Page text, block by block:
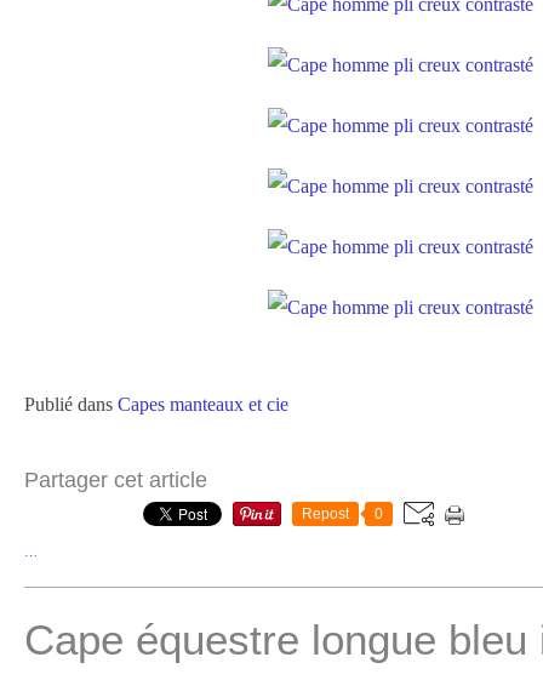
Publié dans Capes manteaux et cie
Partager cet article
Repost 0
Cape équestre longue bleu